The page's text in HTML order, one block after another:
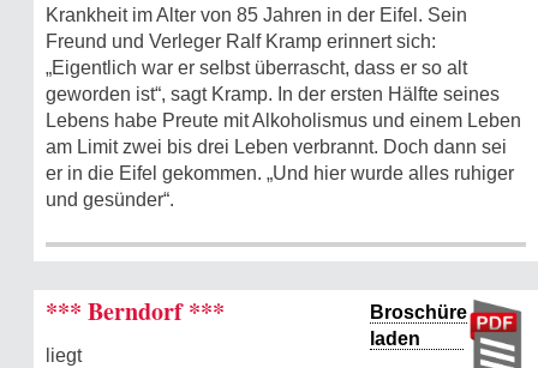
Krankheit im Alter von 85 Jahren in der Eifel. Sein
Freund und Verleger Ralf Kramp erinnert sich:
„Eigentlich war er selbst überrascht, dass er so alt
geworden ist“, sagt Kramp. In der ersten Hälfte seines
Lebens habe Preute mit Alkoholismus und einem Leben
am Limit zwei bis drei Leben verbrannt. Doch dann sei
er in die Eifel gekommen. „Und hier wurde alles ruhiger
und gesünder“.
Broschüre
laden
*** Berndorf ***
liegt